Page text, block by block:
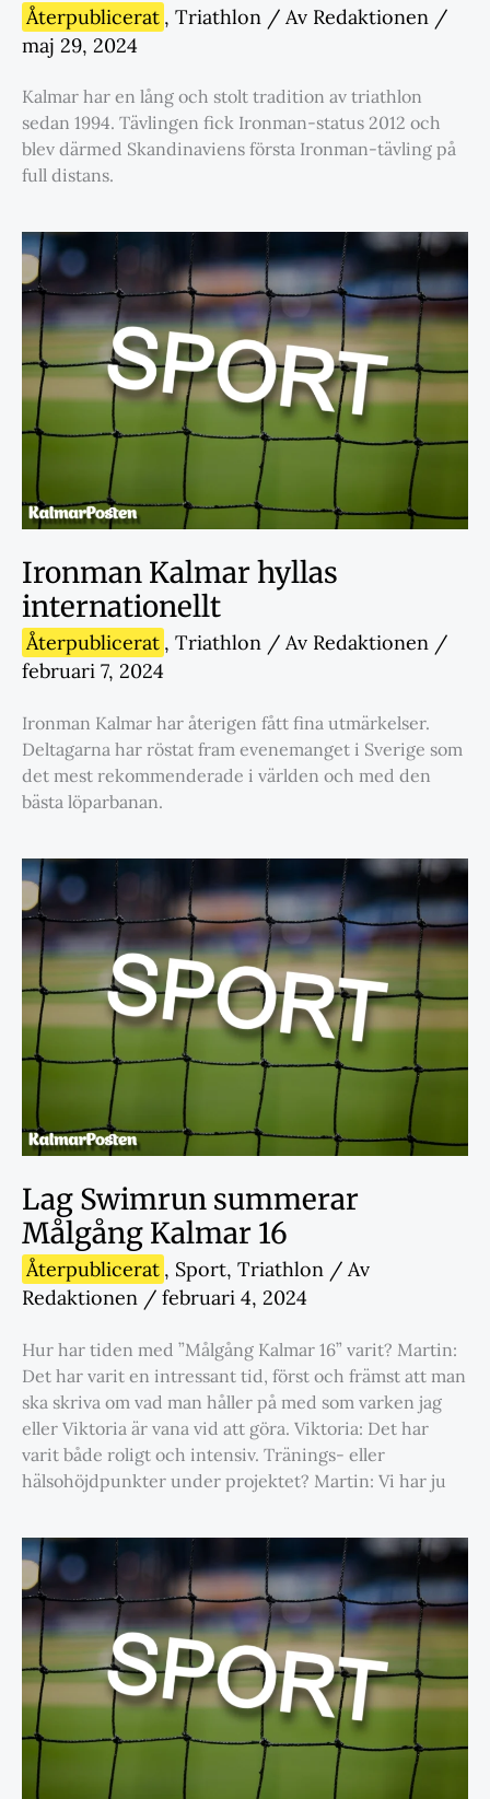
Återpublicerat , Triathlon / Av Redaktionen /
maj 29, 2024
Kalmar har en lång och stolt tradition av triathlon
sedan 1994. Tävlingen fick Ironman-status 2012 och
blev därmed Skandinaviens första Ironman-tävling på
full distans.
Ironman Kalmar hyllas
internationellt
Återpublicerat , Triathlon / Av Redaktionen /
februari 7, 2024
Ironman Kalmar har återigen fått fina utmärkelser.
Deltagarna har röstat fram evenemanget i Sverige som
det mest rekommenderade i världen och med den
bästa löparbanan.
Lag Swimrun summerar
Målgång Kalmar 16
Återpublicerat , Sport, Triathlon / Av
Redaktionen / februari 4, 2024
Hur har tiden med ”Målgång Kalmar 16” varit? Martin:
Det har varit en intressant tid, först och främst att man
ska skriva om vad man håller på med som varken jag
eller Viktoria är vana vid att göra. Viktoria: Det har
varit både roligt och intensiv. Tränings- eller
hälsohöjdpunkter under projektet? Martin: Vi har ju